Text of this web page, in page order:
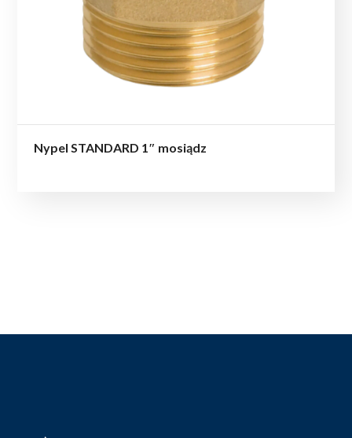
Nypel STANDARD 1″ mosiądz